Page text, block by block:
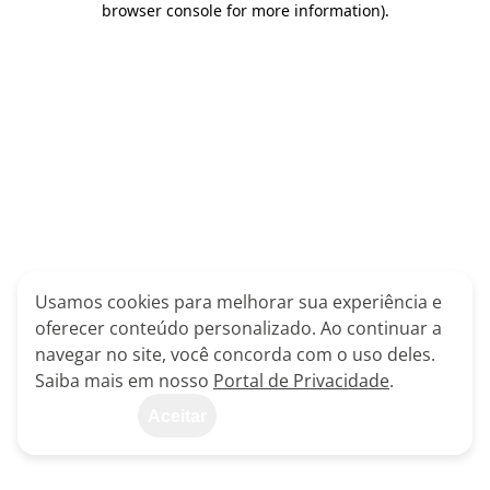
browser console for more information).
Usamos cookies para melhorar sua experiência e
oferecer conteúdo personalizado. Ao continuar a
navegar no site, você concorda com o uso deles.
Saiba mais em nosso Portal de Privacidade.